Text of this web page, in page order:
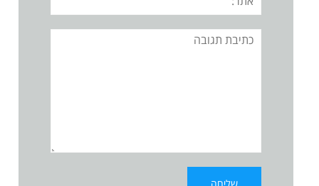
תגובה